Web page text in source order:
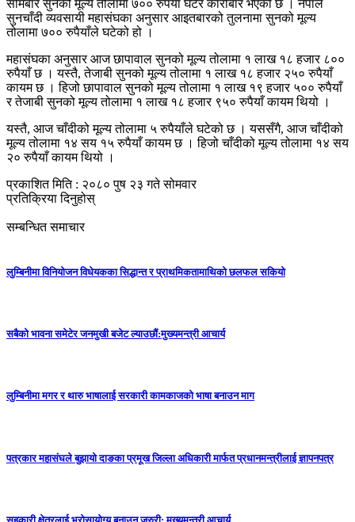
सोमबार सुनको मूल्य तोलामा ७०० रुपैयाँ घटेर कारोबार भएको छ । नेपाल
सुनचाँदी व्यवसायी महासंघका अनुसार आइतबारको तुलनामा सुनको मूल्य
तोलामा ७०० रुपैयाँले घटेको हो ।
महासंघका अनुसार आज छापावाल सुनको मूल्य तोलामा १ लाख १८ हजार ८००
रुपैयाँ छ । यस्तै, तेजाबी सुनको मूल्य तोलामा १ लाख १८ हजार २५० रुपैयाँ
कायम छ । हिजो छापावाल सुनको मूल्य तोलामा १ लाख १९ हजार ५०० रुपैयाँ
र तेजाबी सुनको मूल्य तोलामा १ लाख १८ हजार ९५० रुपैयाँ कायम थियो ।
यस्तै, आज चाँदीको मूल्य तोलामा ५ रुपैयाँले घटेको छ । यससँगै, आज चाँदीको
मूल्य तोलामा १४ सय १५ रुपैयाँ कायम छ । हिजो चाँदीको मूल्य तोलामा १४ सय
२० रुपैयाँ कायम थियो ।
प्रकाशित मिति : २०८० पुष २३ गते सोमवार
प्रतिक्रिया दिनुहोस्
सम्बन्धित समाचार
लुम्बिनीमा विनियोजन विधेयकका सिद्धान्त र प्राथमिकतामाथिको छलफल सकियो
सबैको भावना समेटेर जनमुखी बजेट ल्याउछाैं:मुख्यमन्त्री आचार्य
लुम्बिनीमा मगर र थारु भाषालाई सरकारी कामकाजको भाषा बनाउन माग
पत्रकार महासंघले बुझायो दाङका प्रमूख जिल्ला अधिकारी मार्फत प्रधानमन्त्रीलाई ज्ञापनपत्र